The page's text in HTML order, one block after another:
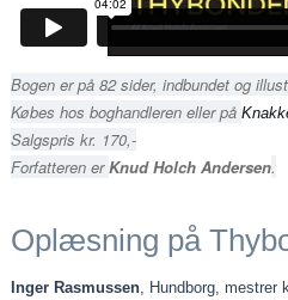
Bogen er på 82 sider, indbundet og
Købes hos boghandleren eller på
Salgspris kr. 170,-
Forfatteren erKnud Holch Andersen.
Oplæsning på
Inger Rasmussen , Hundborg,